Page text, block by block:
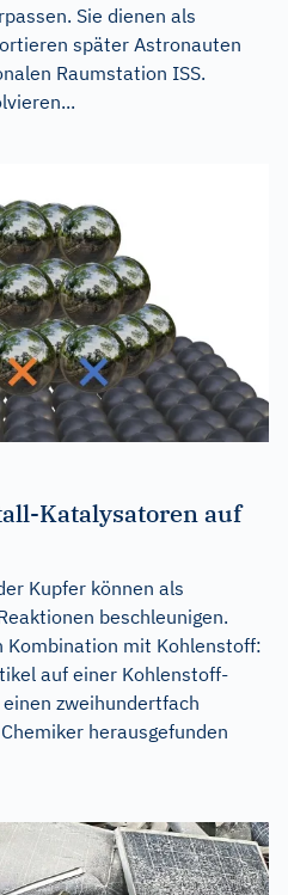
Sie dienen als
später Astronauten
Raumstation ISS.
Katalysatoren auf
Kupfer können als
beschleunigen.
Kombination mit Kohlenstoff:
auf einer Kohlenstoff-
zweihundertfach
herausgefunden